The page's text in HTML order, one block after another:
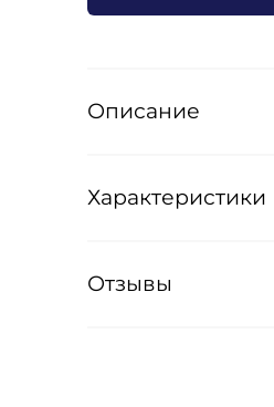
Описание
Характеристики
Отзывы